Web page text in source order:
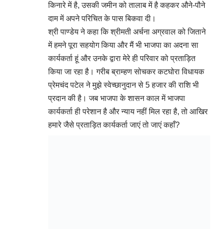
किनारे में है, उसकी जमीन को तालाब में है कहकर औने-पौने
दाम में अपने परिचित के पास बिकवा दी।
श्री पाण्डेय ने कहा कि श्रीमती अर्चना अग्रवाल को जिताने
में हमने पूरा सहयोग किया और मैं भी भाजपा का अदना सा
कार्यकर्ता हूं और उनके द्वारा मेरे ही परिवार को प्रताड़ित
किया जा रहा है। गरीब ब्राम्हण सोचकर कटघोरा विधायक
प्रेमचंद पटेल ने मुझे स्वेच्छानुदान से 5 हजार की राशि भी
प्रदान की है। जब भाजपा के शासन काल में भाजपा
कार्यकर्ता ही परेशान है और न्याय नहीं मिल रहा है, तो आखिर
हमारे जैसे प्रताड़ित कार्यकर्ता जाएं तो जाएं कहाँ?